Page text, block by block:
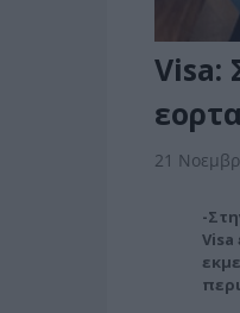
Visa:
21
-
Visa